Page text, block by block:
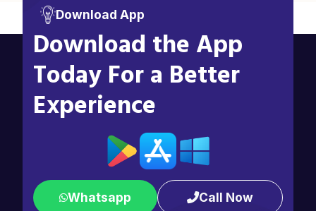
Download App
Download the App
Today For a Better
Experience
Whatsapp Call Now